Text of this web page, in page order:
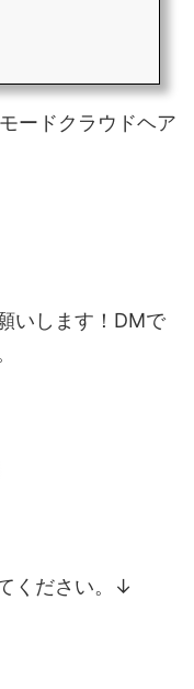
ードクラウドヘア
いします！DMで
ください。↓